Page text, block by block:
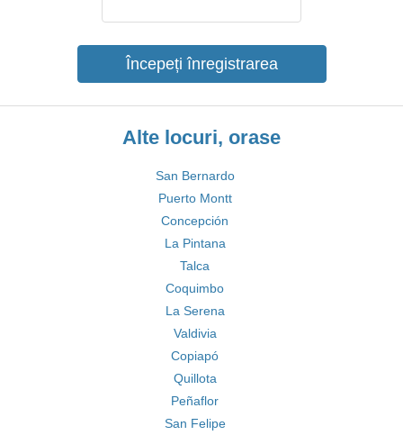
Începeți înregistrarea
Alte locuri, orase
San Bernardo
Puerto Montt
Concepción
La Pintana
Talca
Coquimbo
La Serena
Valdivia
Copiapó
Quillota
Peñaflor
San Felipe